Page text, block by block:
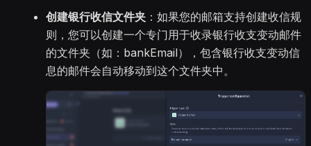
创建银行收信文件夹 ：如果您的邮箱支持创建收信规
则，您可以创建一个专门用于收录银行收支变动邮件
的文件夹（如：bankEmail），包含银行收支变动信
息的邮件会自动移动到这个文件夹中。